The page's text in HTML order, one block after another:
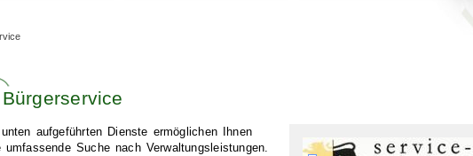
Bürgerservice
aufgeführten Dienste ermöglichen Ihnen
umfassende Suche nach Verwaltungsleistungen.